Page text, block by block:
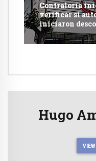
Contraloría
verificar si
iniciaron
ríos ante
Hugo